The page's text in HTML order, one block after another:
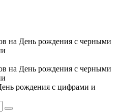
рождения с цифрами и